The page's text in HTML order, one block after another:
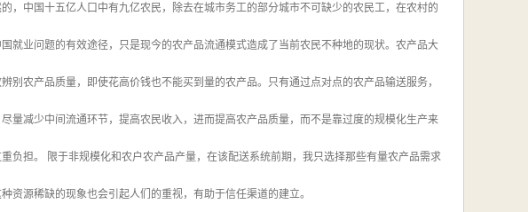
，中国十五亿人口中有九亿农民，除去在城市务工的部分城市不可缺少的农民工，在农村的
就业问题的有效途径，只是现今的农产品流通模式造成了当前农民不种地的现状。农产品大
农产品质量，即使花高价钱也不能买到量的农产品。只有通过点对点的农产品输送服务，
量减少中间流通环节，提高农民收入，进而提高农产品质量，而不是靠过度的规模化生产来
负担。 限于非规模化和农户农产品产量，在该配送系统前期，我只选择那些有量农产品需求
资源稀缺的现象也会引起人们的重视，有助于信任渠道的建立。